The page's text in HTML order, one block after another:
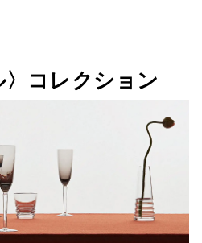
〉コレクション